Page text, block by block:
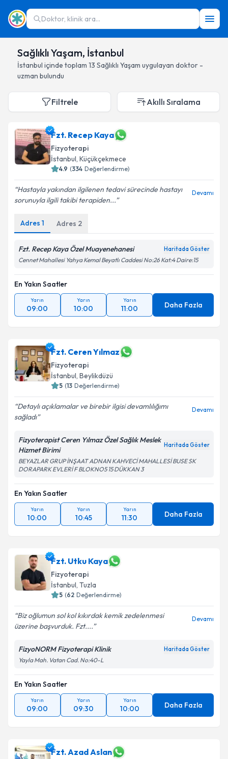
Doktor, klinik ara...
Sağlıklı Yaşam, İstanbul
İstanbul içinde toplam 13 Sağlıklı Yaşam uygulayan doktor -
uzman bulundu
Filtrele Akıllı Sıralama
Fzt. Recep Kaya
Fizyoterapi
İstanbul, Küçükçekmece
4.9 (334 Değerlendirme)
Hastayla yakından ilgilenen tedavi sürecinde hastayı
sorunuyla ilgili takibi terapiden...
Devamı
Adres 1 Adres 2
Fzt. Recep Kaya Özel Muayenehanesi Haritada Göster
Cennet Mahallesi Yahya Kemal Beyatlı Caddesi No:26 Kat:4 Daire:15
En Yakın Saatler
Yarın
09:00
Yarın
10:00
Yarın
11:00 Daha Fazla
Fzt. Ceren Yılmaz
Fizyoterapi
İstanbul, Beylikdüzü
5 (13 Değerlendirme)
Detaylı açıklamalar ve birebir ilgisi devamlılığımı
sağladı
Devamı
Fizyoterapist Ceren Yılmaz Özel Sağlık Meslek
Hizmet Birimi
Haritada Göster
BEYAZLAR GRUP İNŞAAT ADNAN KAHVECİ MAHALLESİ BUSE SK
DORAPARK EVLERİ F BLOKNO5 15 DÜKKAN 3
En Yakın Saatler
Yarın
10:00
Yarın
10:45
Yarın
11:30 Daha Fazla
Fzt. Utku Kaya
Fizyoterapi
İstanbul, Tuzla
5 (62 Değerlendirme)
Biz oğlumun sol kol kıkırdak kemik zedelenmesi
üzerine başvurduk. Fzt....
Devamı
FizyoNORM Fizyoterapi Klinik Haritada Göster
Yayla Mah. Vatan Cad. No:40-L
En Yakın Saatler
Yarın
09:00
Yarın
09:30
Yarın
10:00 Daha Fazla
Fzt. Azad Aslan